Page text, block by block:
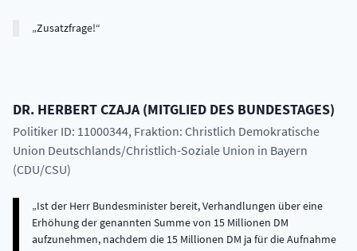
Zusatzfrage!
DR. HERBERTCZAJA (MITGLIED DES BUNDESTAGES)
Politiker ID: 11000344, Fraktion: Christlich Demokratische
Union Deutschlands/Christlich-Soziale Union in Bayern
(CDU/CSU)
Ist der Herr Bundesminister bereit, Verhandlungen über eine
Erhöhung der genannten Summe von 15 Millionen DM
aufzunehmen, nachdem die 15 Millionen DM ja für die Aufnahme